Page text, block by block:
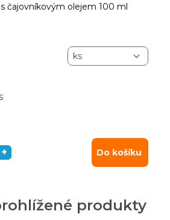
Krém ISOLDA oliva s čajovníkovým olejem 100 ml
+ Do košíku
produkty